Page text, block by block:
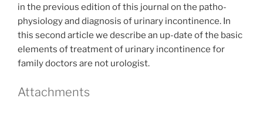
in the previous edition of this journal on the patho-
physiology and diagnosis of urinary incontinence. In
this second article we describe an up-date of the basic
elements of treatment of urinary incontinence for
family doctors are not urologist.
Attachments